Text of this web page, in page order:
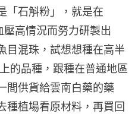
「石斛粉」，就是在
高情況而努力研製出
目混珠，試想想種在高半
的品種，跟種在普通地區
間供貨給雲南白藥的藥
種植場看原材料，再買回